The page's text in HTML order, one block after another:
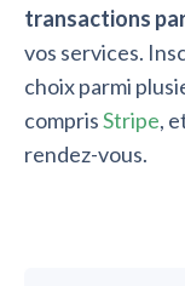
transactions
vos services.
choix parmi
comprisStripe,
rendez-vous.